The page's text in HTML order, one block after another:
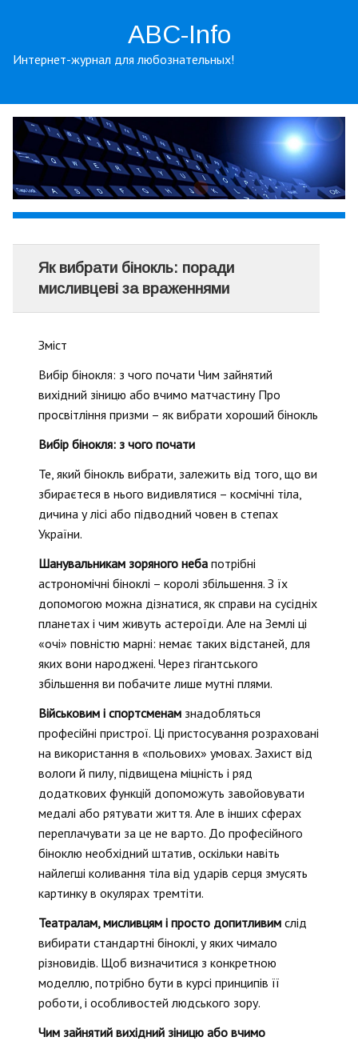
ABC-Info
Интернет-журнал для любознательных!
Як вибрати бінокль: поради
мисливцеві за враженнями
Зміст
Вибір бінокля: з чого почати Чим зайнятий
вихідний зіницю або вчимо матчастину Про
просвітління призми – як вибрати хороший бінокль
Вибір бінокля: з чого почати
Те, який бінокль вибрати, залежить від того, що ви
збираєтеся в нього видивлятися – космічні тіла,
дичина у лісі або підводний човен в степах
України.
Шанувальникам зоряного неба потрібні
астрономічні біноклі – королі збільшення. З їх
допомогою можна дізнатися, як справи на сусідніх
планетах і чим живуть астероїди. Але на Землі ці
«очі» повністю марні: немає таких відстаней, для
яких вони народжені. Через гігантського
збільшення ви побачите лише мутні плями.
Військовим і спортсменам знадобляться
професійні пристрої. Ці пристосування розраховані
на використання в «польових» умовах. Захист від
вологи й пилу, підвищена міцність і ряд
додаткових функцій допоможуть завойовувати
медалі або рятувати життя. Але в інших сферах
переплачувати за це не варто. До професійного
біноклю необхідний штатив, оскільки навіть
найлегші коливання тіла від ударів серця змусять
картинку в окулярах тремтіти.
Театралам, мисливцям і просто допитливим слід
вибирати стандартні біноклі, у яких чимало
різновидів. Щоб визначитися з конкретною
моделлю, потрібно бути в курсі принципів її
роботи, і особливостей людського зору.
Чим зайнятий вихідний зіницю або вчимо